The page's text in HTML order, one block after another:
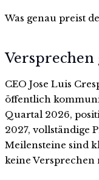
Was genau preist
Versprechen
CEO Jose Luis
öffentlich
Quartal 2026,
2027, vollständige
Meilensteine sind
keine